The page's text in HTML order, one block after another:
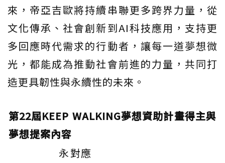
來，帝亞吉歐將持續串聯更多跨界力量，從
文化傳承、社會創新到AI科技應用，支持更
多回應時代需求的行動者，讓每一道夢想微
光，都能成為推動社會前進的力量，共同打
造更具韌性與永續性的未來。
第22屆KEEP WALKING夢想資助計畫得主與
夢想提案內容
永對應